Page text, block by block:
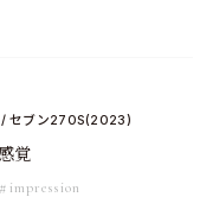
/ セブン270S(2023)
覚
#impression